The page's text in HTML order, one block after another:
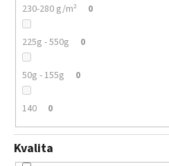
230-280 g/m² 0
225g - 550g 0
50g - 155g 0
140 0
Kvalita